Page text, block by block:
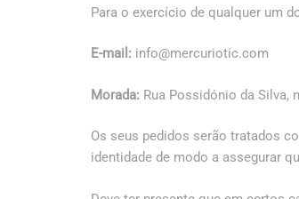
Para o exercício de qualquer um
E-mail: info@mercuriotic.com
Morada: Rua Possidónio da Silva,
Os seus pedidos serão tratados
identidade de modo a assegurar